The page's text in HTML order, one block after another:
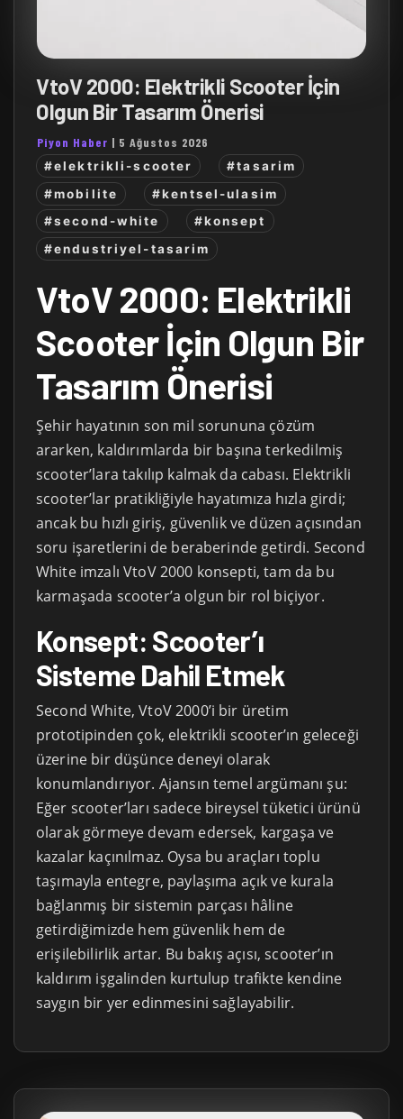
VtoV 2000: Elektrikli Scooter İçin
Olgun Bir Tasarım Önerisi
Piyon Haber | 5 Ağustos 2026
#elektrikli-scooter
#tasarim
#mobilite
#kentsel-ulasim
#second-white
#konsept
#endustriyel-tasarim
VtoV 2000: Elektrikli
Scooter İçin Olgun Bir
Tasarım Önerisi
Şehir hayatının son mil sorununa çözüm
ararken, kaldırımlarda bir başına terkedilmiş
scooter’lara takılıp kalmak da cabası. Elektrikli
scooter’lar pratikliğiyle hayatımıza hızla girdi;
ancak bu hızlı giriş, güvenlik ve düzen açısından
soru işaretlerini de beraberinde getirdi. Second
White imzalı VtoV 2000 konsepti, tam da bu
karmaşada scooter’a olgun bir rol biçiyor.
Konsept: Scooter’ı
Sisteme Dahil Etmek
Second White, VtoV 2000’i bir üretim
prototipinden çok, elektrikli scooter’ın geleceği
üzerine bir düşünce deneyi olarak
konumlandırıyor. Ajansın temel argümanı şu:
Eğer scooter’ları sadece bireysel tüketici ürünü
olarak görmeye devam edersek, kargaşa ve
kazalar kaçınılmaz. Oysa bu araçları toplu
taşımayla entegre, paylaşıma açık ve kurala
bağlanmış bir sistemin parçası hâline
getirdiğimizde hem güvenlik hem de
erişilebilirlik artar. Bu bakış açısı, scooter’ın
kaldırım işgalinden kurtulup trafikte kendine
saygın bir yer edinmesini sağlayabilir.